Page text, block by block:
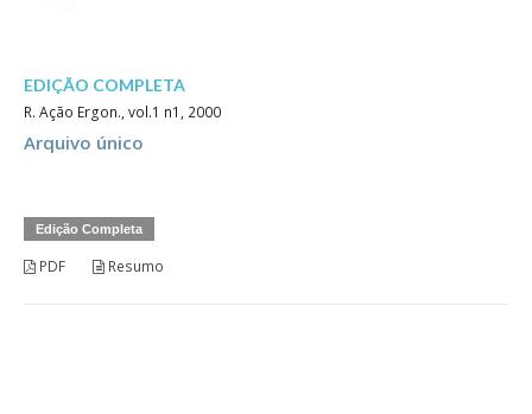
EDIÇÃO COMPLETA
R. Ação Ergon., vol.1 n1, 2000
Arquivo único
Edição Completa
PDF Resumo